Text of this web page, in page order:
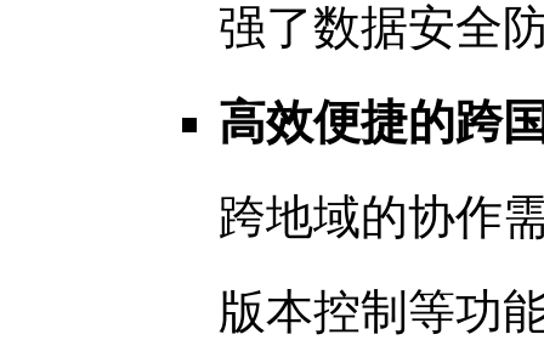
强了数据安全
高效便捷的跨
跨地域的协作
版本控制等功